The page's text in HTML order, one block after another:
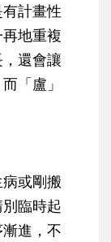
計畫性
地重複
還會讓
「盧」
或剛搬
臨時起
進，不